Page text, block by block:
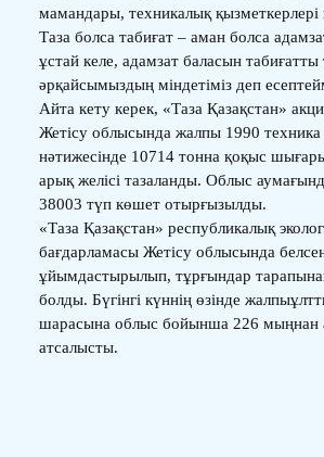
мамандары, техникалық қызметкерлері
Таза болса табиғат – аман болса
ұстай келе, адамзат баласын табиғатты
әрқайсымыздың міндетіміз деп
Айта кету керек, «Таза Қазақстан»
Жетісу облысында жалпы 1990
нәтижесінде 10714 тонна қоқыс
арық желісі тазаланды. Облыс
38003 түп көшет отырғызылды.
«Таза Қазақстан» республикалық
бағдарламасы Жетісу облысында
ұйымдастырылып, тұрғындар
болды. Бүгінгі күннің өзінде
шарасына облыс бойынша 226 мыңнан
атсалысты.